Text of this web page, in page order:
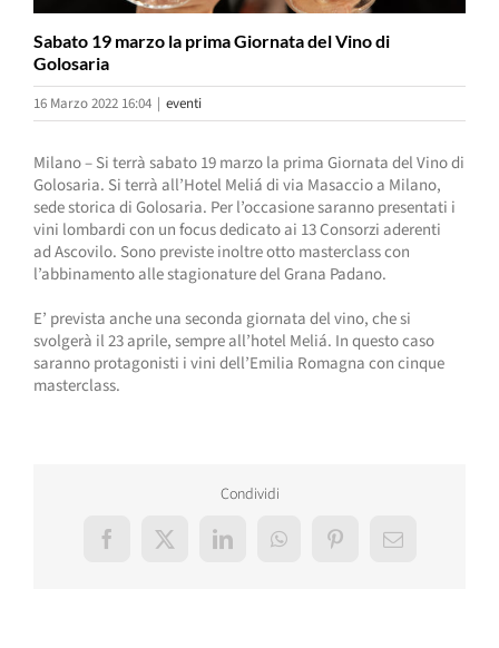
Sabato 19 marzo la prima Giornata del Vino di
Golosaria
16 Marzo 2022 16:04 | eventi
Milano – Si terrà sabato 19 marzo la prima Giornata del Vino di
Golosaria. Si terrà all’Hotel Meliá di via Masaccio a Milano,
sede storica di Golosaria. Per l’occasione saranno presentati i
vini lombardi con un focus dedicato ai 13 Consorzi aderenti
ad Ascovilo. Sono previste inoltre otto masterclass con
l’abbinamento alle stagionature del Grana Padano.
E’ prevista anche una seconda giornata del vino, che si
svolgerà il 23 aprile, sempre all’hotel Meliá. In questo caso
saranno protagonisti i vini dell’Emilia Romagna con cinque
masterclass.
Condividi
Facebook
X LinkedInWhatsAppPinterestEmail